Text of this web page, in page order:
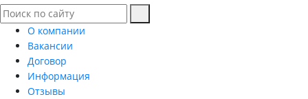
О компании
Вакансии
Договор
Информация
Отзывы